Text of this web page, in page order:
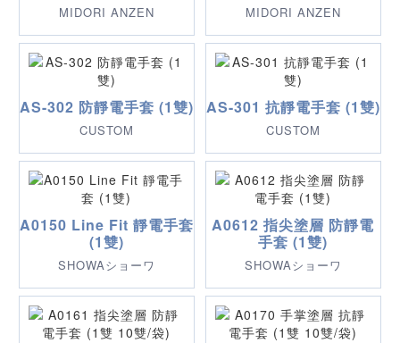
MIDORI ANZEN MIDORI ANZEN
AS-302 防靜電手套 (1雙)
CUSTOM
AS-301 抗靜電手套 (1雙)
CUSTOM
A0150 Line Fit 靜電手套
(1雙)
SHOWAショーワ
A0612 指尖塗層 防靜電
手套 (1雙)
SHOWAショーワ